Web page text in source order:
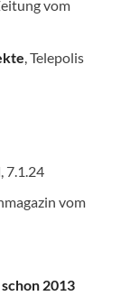
vom
, Telepolis
, 7.1.24
vom
2013